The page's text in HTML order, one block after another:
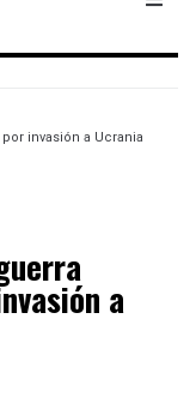
invasión a Ucrania
a